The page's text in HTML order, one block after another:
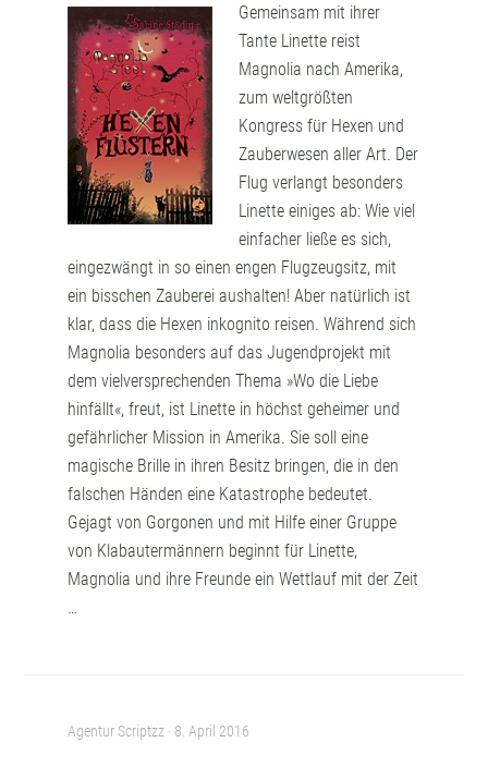
Gemeinsam mit ihrer
Tante Linette reist
Magnolia nach Amerika,
zum weltgrößten
Kongress für Hexen und
Zauberwesen aller Art. Der
Flug verlangt besonders
Linette einiges ab: Wie viel
einfacher ließe es sich,
eingezwängt in so einen engen Flugzeugsitz, mit
ein bisschen Zauberei aushalten! Aber natürlich ist
klar, dass die Hexen inkognito reisen. Während sich
Magnolia besonders auf das Jugendprojekt mit
dem vielversprechenden Thema »Wo die Liebe
hinfällt«, freut, ist Linette in höchst geheimer und
gefährlicher Mission in Amerika. Sie soll eine
magische Brille in ihren Besitz bringen, die in den
falschen Händen eine Katastrophe bedeutet.
Gejagt von Gorgonen und mit Hilfe einer Gruppe
von Klabautermännern beginnt für Linette,
Magnolia und ihre Freunde ein Wettlauf mit der Zeit
…
Agentur Scriptzz · 8. April 2016